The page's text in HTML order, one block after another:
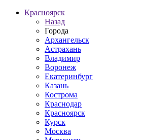
Красноярск
Назад
Города
Архангельск
Астрахань
Владимир
Воронеж
Екатеринбург
Казань
Кострома
Краснодар
Красноярск
Курск
Москва